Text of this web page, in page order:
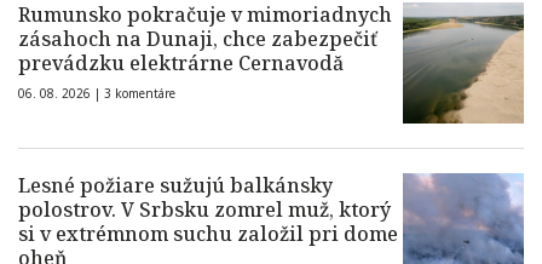
Rumunsko pokračuje v mimoriadnych
zásahoch na Dunaji, chce zabezpečiť
prevádzku elektrárne Cernavodă
06. 08. 2026 | 3 komentáre
Lesné požiare sužujú balkánsky
polostrov. V Srbsku zomrel muž, ktorý
si v extrémnom suchu založil pri dome
oheň